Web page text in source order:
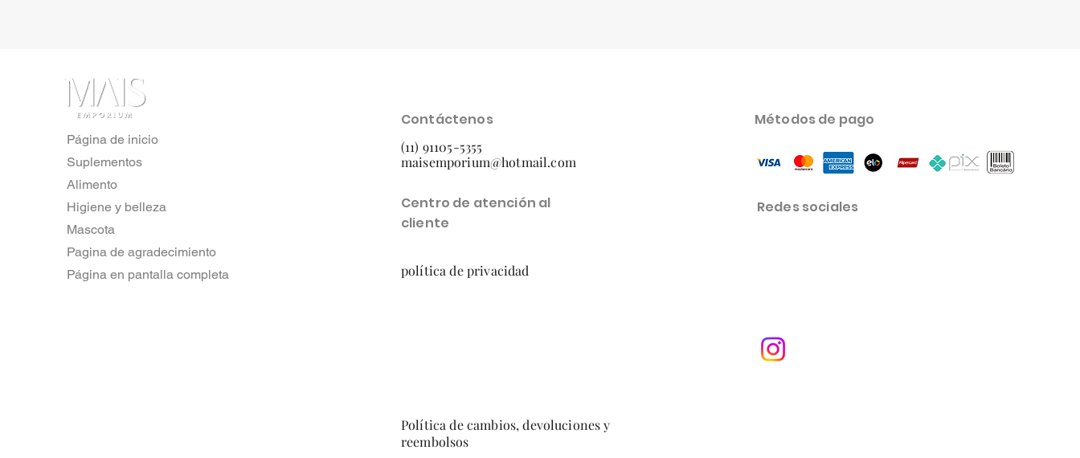
Página de inicio
Suplementos
Alimento
Higiene y belleza
Mascota
Pagina de agradecimiento
Página en pantalla completa
Contáctenos
(11) 91105-5355
maisemporium@hotmail.com
Centro de atención al
cliente
Métodos de pago
Redes sociales
política de privacidad
Política de cambios, devoluciones y
reembolsos